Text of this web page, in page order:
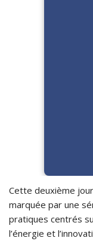
Cette deuxième
marquée par une
pratiques centrés
l’énergie et